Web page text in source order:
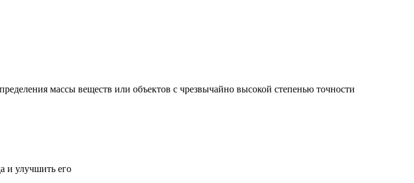
массы веществ или объектов с чрезвычайно высокой степенью точности
и улучшить его